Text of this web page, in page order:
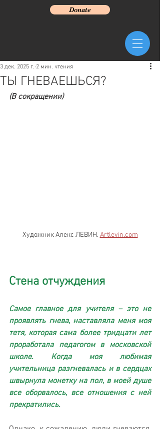
Donate
ТЫ ГНЕВАЕШЬСЯ?
3 дек. 2025 г. 2 мин. чтения
(В сокращении)
Художник Алекс ЛЕВИН. Artlevin.com
Стена отчуждения
Самое главное для учителя – это не
проявлять гнева, наставляла меня моя
тетя, которая сама более тридцати лет
проработала педагогом в московской
школе. Когда моя любимая
учительница разгневалась и в сердцах
швырнула монетку на пол, в моей душе
все оборвалось, все отношения с ней
прекратились.